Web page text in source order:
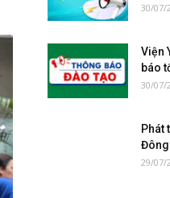
30/07/
Viện
báo
30/07/
Phát
Đông
29/07/